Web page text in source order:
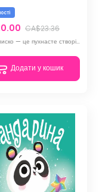
CA$23.36
Блисколиско — це пухнасте створіння з надзвичайною магічною силою, яка от-от може зникнути назавжди
Додати у кошик